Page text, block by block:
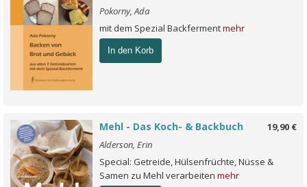
Pokorny, Ada
mit dem Spezial Backfermentmehr
In den Korb
19,90 €
Mehl - Das Koch- & Backbuch
Alderson, Erin
Special: Getreide, Hülsenfrüchte, Nüsse &
Samen zu Mehl verarbeiten mehr